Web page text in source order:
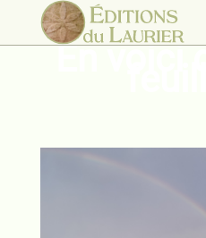
En voici
En voici